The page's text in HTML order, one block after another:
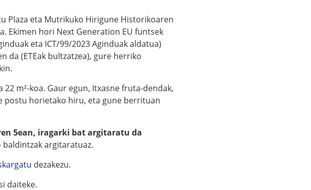
Plaza eta Mutrikuko Hirigune Historikoaren
Ekimen hori Next Generation EU funtsek
eta ICT/99/2023 Aginduak aldatua)
da (ETEak bultzatzea), gure herriko
m²-koa. Gaur egun, Itxasne fruta-dendak,
postu horietako hiru, eta gune berrituan
5ean, iragarki bat argitaratu da
argitaratuaz.
dezakezu.
daiteke.